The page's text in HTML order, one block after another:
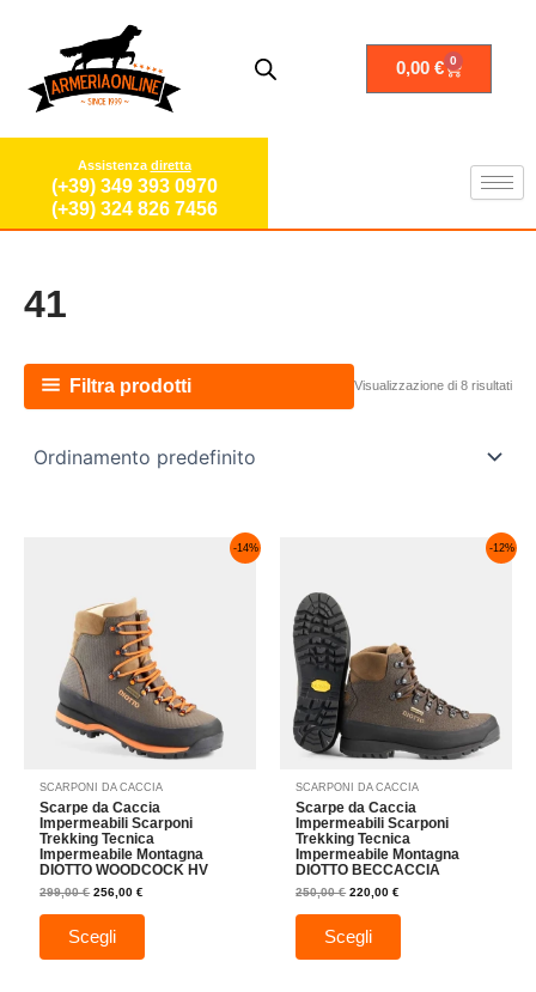
contenuto
0,00€ 0
Carrello
Assistenza diretta
(+39) 349 393 0970
(+39) 324 826 7456
41
Filtra prodotti Visualizzazione di 8 risultati
-14%
SCARPONI DA CACCIA
Scarpe da Caccia
Impermeabili Scarponi
Trekking Tecnica
Impermeabile Montagna
DIOTTO WOODCOCK HV
299,00€
299,00 €.
256,00€
Scegli
più
varianti.
Le
opzioni
possono
essere
scelte
del
prodotto
-12%
SCARPONI DA CACCIA
Scarpe da Caccia
Impermeabili Scarponi
Trekking Tecnica
Impermeabile Montagna
DIOTTO BECCACCIA
250,00€ 220,00€
Scegli
Le
opzioni
possono
essere
scelte
del
prodotto